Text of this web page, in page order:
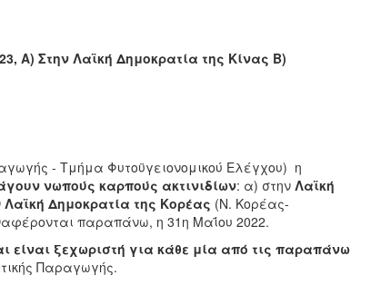
Α) Στην Λαϊκή Δημοκρατία της Κίνας Β)
- Τμήμα Φυτοϋγειονομικού Ελέγχου) η
νωπούς καρπούς ακτινιδίων: α) στην Λαϊκή
Λαϊκή Δημοκρατία της Κορέας (Ν. Κορέας-
παραπάνω, η 31η Μαΐου 2022.
είναι ξεχωριστή για κάθε μία από τις παραπάνω
Παραγωγής.